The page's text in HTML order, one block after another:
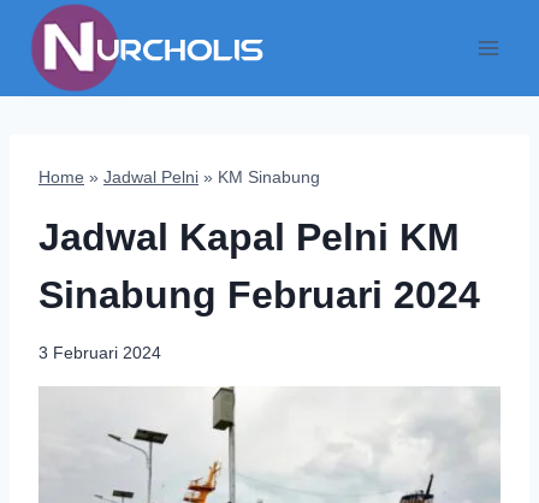
content
Home » Jadwal Pelni » KM Sinabung
Jadwal Kapal Pelni KM
Sinabung Februari 2024
3 Februari 2024